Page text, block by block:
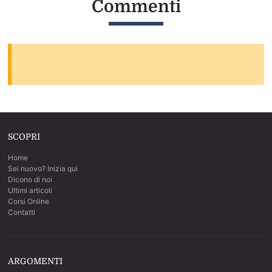
Commenti
SCOPRI
Home
Sei nuovo? Inizia qui
Dicono di noi
Ultimi articoli
Corsi Online
Contatti
ARGOMENTI